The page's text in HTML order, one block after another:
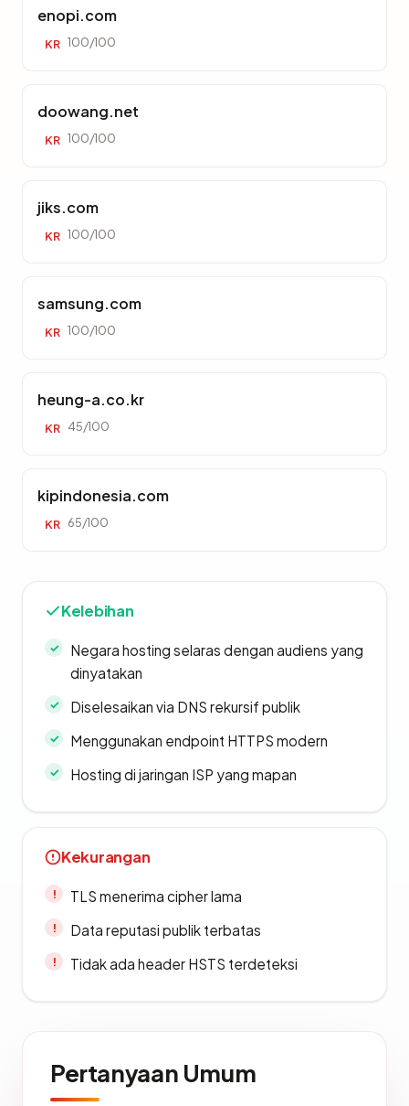
enopi.com
KR 100/100
doowang.net
KR 100/100
jiks.com
KR 100/100
samsung.com
KR 100/100
heung-a.co.kr
KR 45/100
kipindonesia.com
KR 65/100
Kelebihan
Negara hosting selaras dengan audiens yang
dinyatakan
Diselesaikan via DNS rekursif publik
Menggunakan endpoint HTTPS modern
Hosting di jaringan ISP yang mapan
Kekurangan
TLS menerima cipher lama
Data reputasi publik terbatas
Tidak ada header HSTS terdeteksi
Pertanyaan Umum